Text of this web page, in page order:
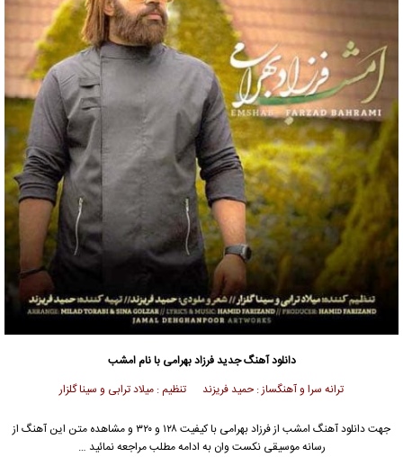
دانلود آهنگ جدیدفرزاد بهرامی با نام امشب
ترانه سرا و آهنگساز : حمید فریزند تنظیم : میلاد ترابی و سینا گلزار
جهت دانلود آهنگ امشب ازفرزاد بهرامی
با کیفیت ۱۲۸ و ۳۲۰ و مشاهده متن این آهنگ از
رسانه موسیقی نکست وان به ادامه مطلب مراجعه نمائید …